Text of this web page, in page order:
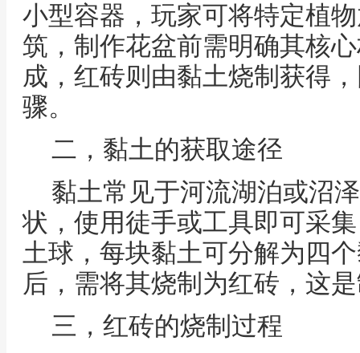
小型容器，玩家可将特定植
筑，制作花盆前需明确其核
成，红砖则由黏土烧制获得
骤。
二，黏土的获取途径
黏土常见于河流湖泊或沼
状，使用徒手或工具即可采
土球，每块黏土可分解为四
后，需将其烧制为红砖，这
三，红砖的烧制过程